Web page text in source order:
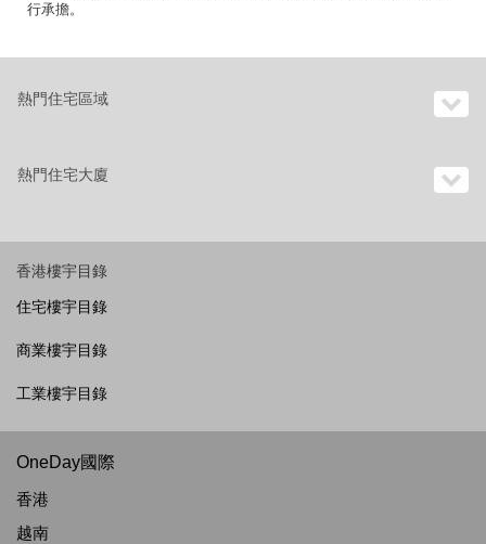
行承擔。
熱門住宅區域
熱門住宅大廈
香港樓宇目錄
住宅樓宇目錄
商業樓宇目錄
工業樓宇目錄
OneDay國際
香港
越南